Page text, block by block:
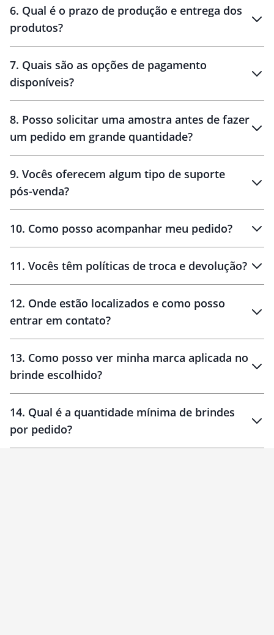
6. Qual é o prazo de produção e entrega dos
produtos?
10 dias
brinde
48 horas
7. Quais são as opções de pagamento
disponíveis?
8. Posso solicitar uma amostra antes de fazer
um pedido em grande quantidade?
amostras
9. Vocês oferecem algum tipo de suporte
pós-venda?
10. Como posso acompanhar meu pedido?
11. Vocês têm políticas de troca e devolução?
30 dias
12. Onde estão localizados e como posso
entrar em contato?
13. Como posso ver minha marca aplicada no
brinde escolhido?
14. Qual é a quantidade mínima de brindes
por pedido?